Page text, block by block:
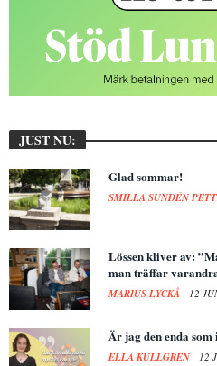
JUST NU:
Glad sommar!
SMILLA SUNDÉN
Lössen kliver av:
man träffar
MARIUS LYCKÅ 12
Är jag den enda
ELLA KULLGREN 12